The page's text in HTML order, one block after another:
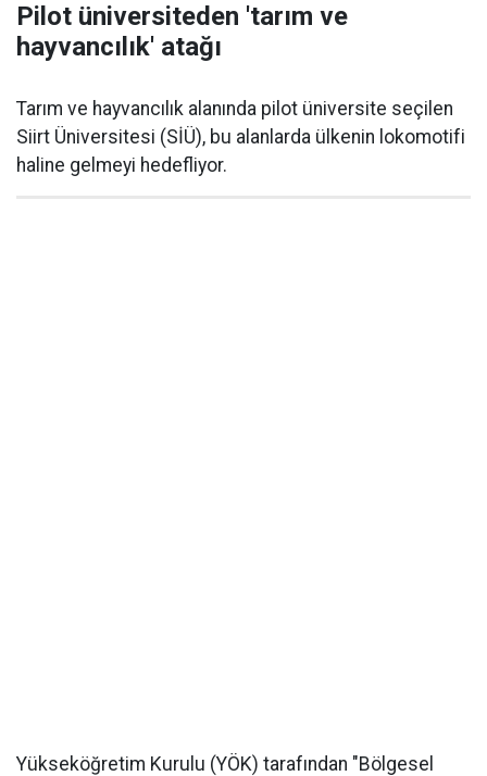
Pilot üniversiteden 'tarım ve
hayvancılık' atağı
Tarım ve hayvancılık alanında pilot üniversite seçilen
Siirt Üniversitesi (SİÜ), bu alanlarda ülkenin lokomotifi
haline gelmeyi hedefliyor.
Yükseköğretim Kurulu (YÖK) tarafından "Bölgesel